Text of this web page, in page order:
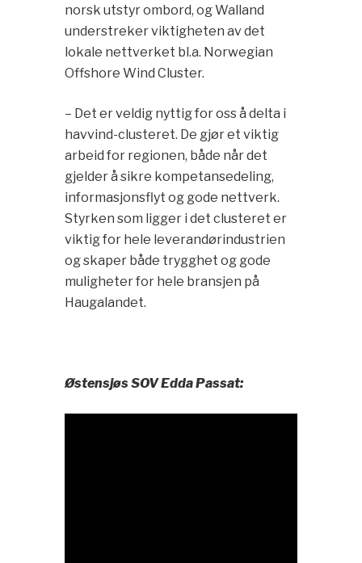
norsk utstyr ombord, og Walland
understreker viktigheten av det
lokale nettverket bl.a. Norwegian
Offshore Wind Cluster.
– Det er veldig nyttig for oss å delta i
havvind-clusteret. De gjør et viktig
arbeid for regionen, både når det
gjelder å sikre kompetansedeling,
informasjonsflyt og gode nettverk.
Styrken som ligger i det clusteret er
viktig for hele leverandørindustrien
og skaper både trygghet og gode
muligheter for hele bransjen på
Haugalandet.
Østensjøs SOV Edda Passat: